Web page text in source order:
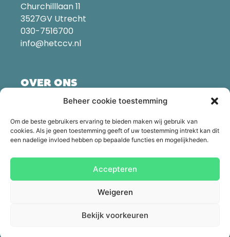
Beheer cookie toestemming
Om de beste gebruikers ervaring te bieden maken wij gebruik van
cookies. Als je geen toestemming geeft of uw toestemming intrekt kan dit
een nadelige invloed hebben op bepaalde functies en mogelijkheden.
Accepteren
Weigeren
Bekijk voorkeuren
Churchilllaan 11
3527GV Utrecht
030-7516700
info@hetccv.nl
OVER ONS
Privacy en cookies | English